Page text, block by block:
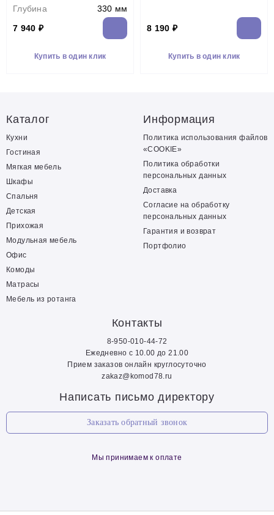
Глубина
330 мм
7 940 ₽
Купить в один клик
8 190 ₽
Купить в один клик
Каталог
Кухни
Гостиная
Мягкая мебель
Шкафы
Спальня
Детская
Прихожая
Модульная мебель
Офис
Комоды
Матрасы
Мебель из ротанга
Информация
Политика использования файлов
«COOKIE»
Политика обработки
персональных данных
Доставка
Согласие на обработку
персональных данных
Гарантия и возврат
Портфолио
Контакты
8-950-010-44-72
Ежедневно с 10.00 до 21.00
Прием заказов онлайн круглосуточно
zakaz@komod78.ru
Написать письмо директору
Заказать обратный звонок
Мы принимаем к оплате